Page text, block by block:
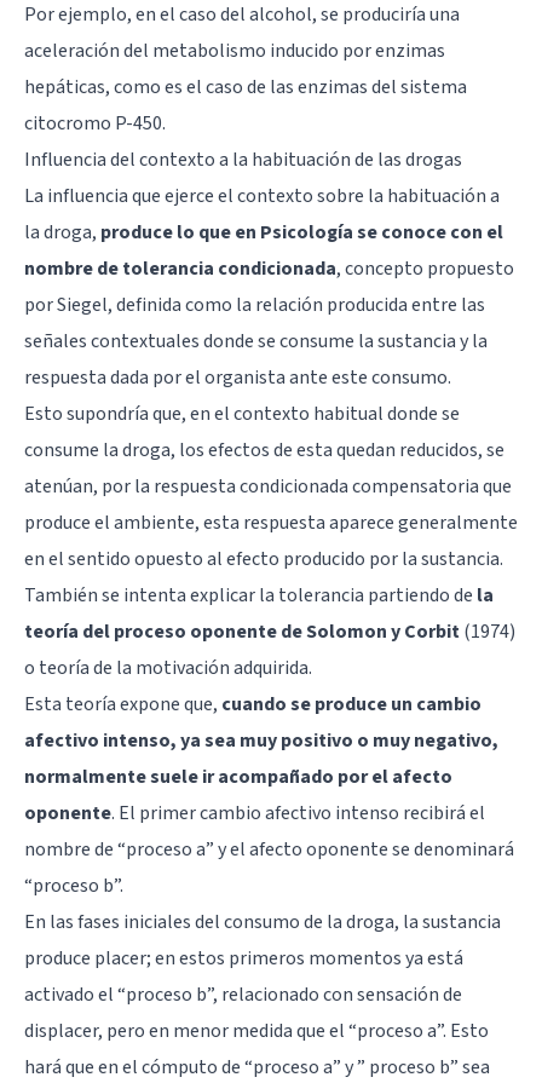
Por ejemplo, en el caso del alcohol, se produciría una
aceleración del metabolismo inducido por enzimas
hepáticas, como es el caso de las enzimas del sistema
citocromo P-450.
Influencia del contexto a la habituación de las drogas
La influencia que ejerce el contexto sobre la habituación a
la droga, produce lo que en Psicología se conoce con el
nombre de tolerancia condicionada, concepto propuesto
por Siegel, definida como la relación producida entre las
señales contextuales donde se consume la sustancia y la
respuesta dada por el organista ante este consumo.
Esto supondría que, en el contexto habitual donde se
consume la droga, los efectos de esta quedan reducidos, se
atenúan, por la respuesta condicionada compensatoria que
produce el ambiente, esta respuesta aparece generalmente
en el sentido opuesto al efecto producido por la sustancia.
También se intenta explicar la tolerancia partiendo de la
teoría del proceso oponente de Solomon y Corbit(1974)
o teoría de la motivación adquirida.
Esta teoría expone que, cuando se produce un cambio
afectivo intenso, ya sea muy positivo o muy negativo,
normalmente suele ir acompañado por el afecto
oponente. El primer cambio afectivo intenso recibirá el
nombre de “proceso a” y el afecto oponente se denominará
“proceso b”.
En las fases iniciales del consumo de la droga, la sustancia
produce placer; en estos primeros momentos ya está
activado el “proceso b”, relacionado con sensación de
displacer, pero en menor medida que el “proceso a”. Esto
hará que en el cómputo de “proceso a” y ” proceso b” sea